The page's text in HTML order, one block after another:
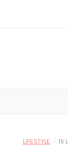
LIFESTYLE / 15